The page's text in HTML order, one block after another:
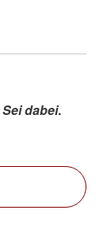
Sei dabei.